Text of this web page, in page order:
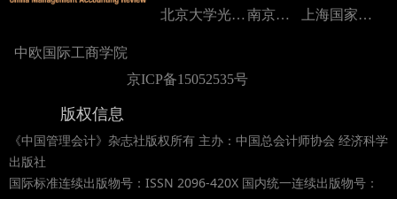
版权信息
《中国管理会计》杂志社版权所有 主办：中国总会计师协会 经济科学
出版社
国际标准连续出版物号：ISSN 2096-420X 国内统一连续出版物号：
中欧国际工商学院
北京大学光华管理学院 南京大学 上海国家会计学院
京ICP备15052535号